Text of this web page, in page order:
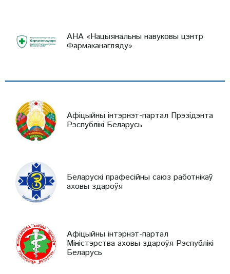
АНА «Нацыянальны навуковы цэнтр
Фармаканагляду»
Афіцыйны інтэрнэт-партал Прэзідэнта
Рэспублікі Беларусь
Беларускі прафесійны саюз работнікаў
аховы здароўя
Афіцыйны інтэрнэт-партал
Міністэрства аховы здароўя Рэспублікі
Беларусь